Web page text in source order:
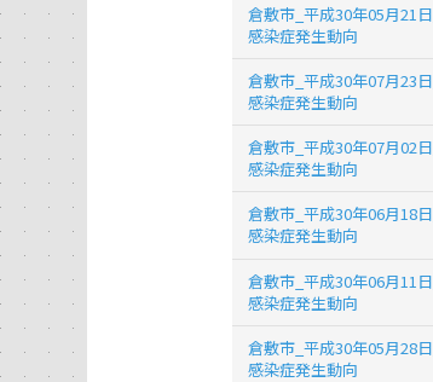
倉敷市_平成30年05月21日_
感染症発生動向
倉敷市_平成30年07月23日_
感染症発生動向
倉敷市_平成30年07月02日_
感染症発生動向
倉敷市_平成30年06月18日_
感染症発生動向
倉敷市_平成30年06月11日_
感染症発生動向
倉敷市_平成30年05月28日_
感染症発生動向